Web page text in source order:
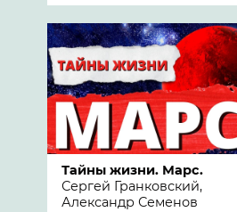
Тайны жизни. Марс.
Сергей Гранковский,
Александр Семенов